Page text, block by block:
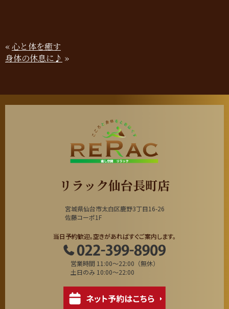
«心と体を癒す
身体の休息に♪ »
リラック仙台長町店
宮城県仙台市太白区鹿野3丁目16-26
佐藤コーポ1F
当日予約歓迎。空きがあればすぐご案内します。
営業時間 11:00～22:00（無休）
土日のみ 10:00～22:00